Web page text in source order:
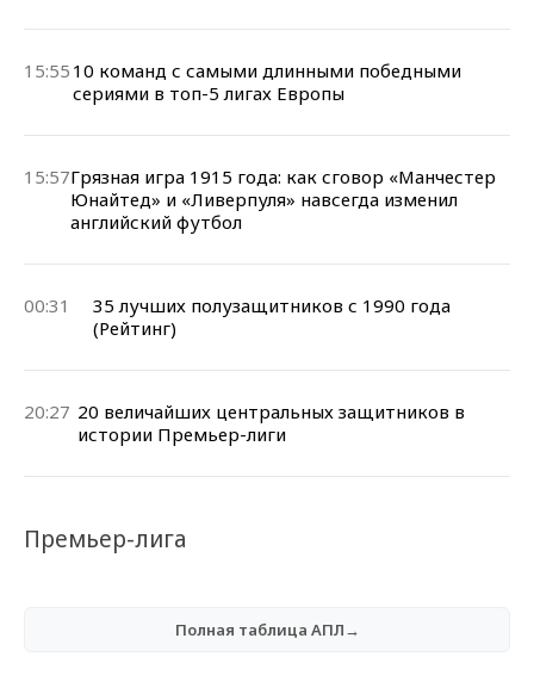
15:55 10 команд с самыми длинными победными
сериями в топ-5 лигах Европы
15:57Грязная игра 1915 года: как сговор «Манчестер
Юнайтед» и «Ливерпуля» навсегда изменил
английский футбол
00:31
35 лучших полузащитников с 1990 года
(Рейтинг)
20:27 20 величайших центральных защитников в
истории Премьер-лиги
Премьер-лига
Полная таблица АПЛ→